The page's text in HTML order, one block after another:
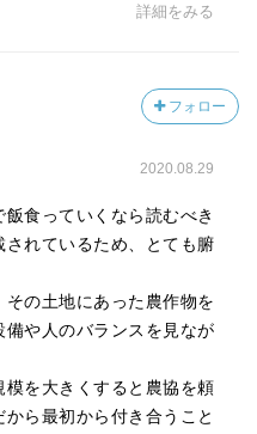
詳細をみる
フォロー
2020.08.29
食っていくなら読むべき
れているため、とても腑
の土地にあった農作物を
や人のバランスを見なが
を大きくすると農協を頼
ら最初から付き合うこと